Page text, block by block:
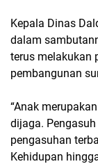
Kepala Dinas
dalam
terus melakukan
pembangunan
“Anak
dijaga.
pengasuhan
Kehidupan